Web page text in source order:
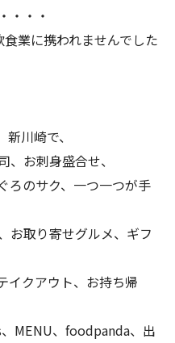
・・・
業に携われませんでした
川崎で、
、お刺身盛合せ、
ろのサク、一つ一つが手
お取り寄せグルメ、ギフ
イクアウト、お持ち帰
MENU、foodpanda、出